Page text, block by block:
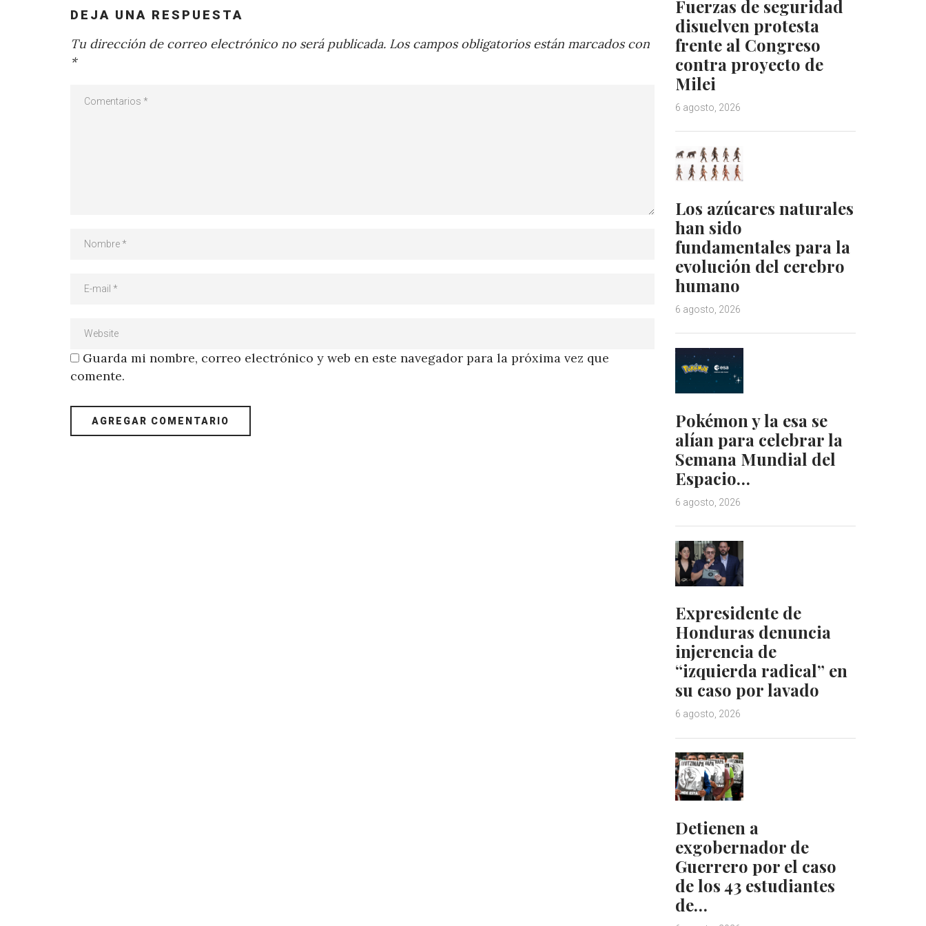
DEJA UNA RESPUESTA
Tu dirección de correo electrónico no será publicada. Los campos obligatorios están marcados con
*
Guarda mi nombre, correo electrónico y web en este navegador para la próxima vez que
comente.
Fuerzas de seguridad
disuelven protesta
frente al Congreso
contra proyecto de
Milei
6 agosto, 2026
Los azúcares naturales
han sido
fundamentales para la
evolución del cerebro
humano
6 agosto, 2026
Pokémon y la esa se
alían para celebrar la
Semana Mundial del
Espacio…
6 agosto, 2026
Expresidente de
Honduras denuncia
injerencia de
“izquierda radical” en
su caso por lavado
6 agosto, 2026
Detienen a
exgobernador de
Guerrero por el caso
de los 43 estudiantes
de…